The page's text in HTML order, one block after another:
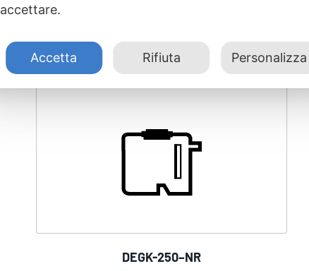
DEGK-250–NR
accettare.
Accetta Rifiuta Personalizza